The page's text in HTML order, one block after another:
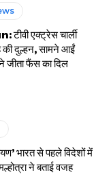
एक्ट्रेस चार्ली
की दुल्हन, सामने आईं
जीता फैंस का दिल
भारत से पहले विदेशों में
ने बताई वजह